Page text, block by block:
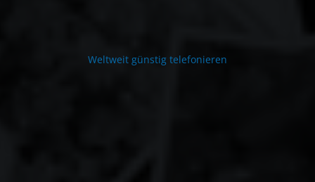
Weltweit günstig telefonieren